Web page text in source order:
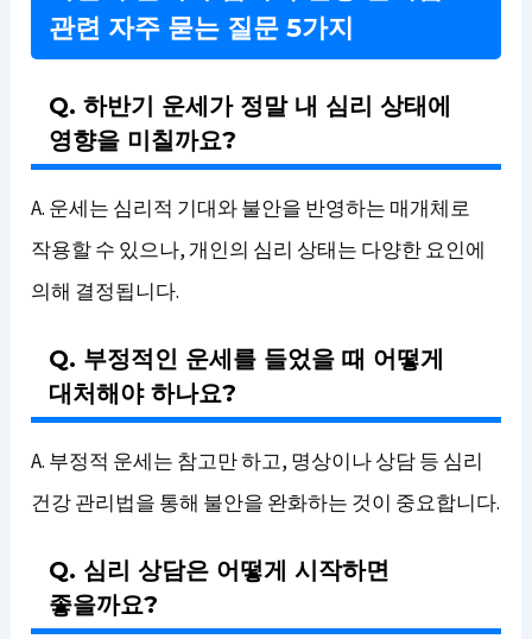
관련 자주 묻는 질문 5가지
Q. 하반기 운세가 정말 내 심리 상태에
영향을 미칠까요?
A. 운세는 심리적 기대와 불안을 반영하는 매개체로
작용할 수 있으나, 개인의 심리 상태는 다양한 요인에
의해 결정됩니다.
Q. 부정적인 운세를 들었을 때 어떻게
대처해야 하나요?
A. 부정적 운세는 참고만 하고, 명상이나 상담 등 심리
건강 관리법을 통해 불안을 완화하는 것이 중요합니다.
Q. 심리 상담은 어떻게 시작하면
좋을까요?